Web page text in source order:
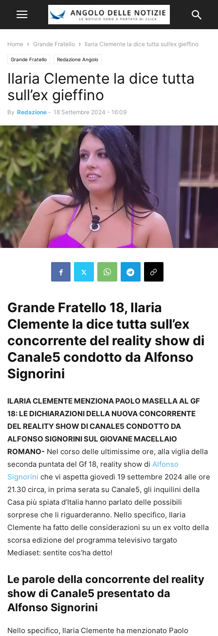
Home Grande Fratello Ilaria Clemente la dice tutta sull’ex gieffino
Grande Fratello Redazione Angolo
Ilaria Clemente la dice tutta
sull’ex gieffino
By Redazione - 18 Settembre 2024 - 16:09
Grande Fratello 18, Ilaria
Clemente la dice tutta sull’ex
concorrente del reality show di
Canale5 condotto da Alfonso
Signorini
ILARIA CLEMENTE MENZIONA PAOLO MASELLA AL GF
18: LE DICHIARAZIONI DELLA NUOVA CONCORRENTE
DEL REALITY SHOW DI CANALE5 CONDOTTO DA
ALFONSO SIGNORINI SUL GIOVANE MACELLAIO
ROMANO- Nel corso delle ultimissime ore, alla viglia della
seconda puntata del Gf 18, reality show di Alfonso
Signorini che vi aspetta giovedì 19 settembre 2024 alle ore
21.30 circa, in prima serata su Canale5, gli inquilini della
Casa più spiata d’Italia hanno parlato delle possibili
sorprese che li riguarderanno. Nello specifico, Ilaria
Clemente ha fatto delle considerazioni su un ex volto della
scorsa edizione del programma televisivo targato
Mediaset: sentite cos’ha detto!
Le parole della concorrente del reality
show di Canale5 presentato da
Alfonso Signorini
Nello specifico, Ilaria Clemente ha menzionato Paolo